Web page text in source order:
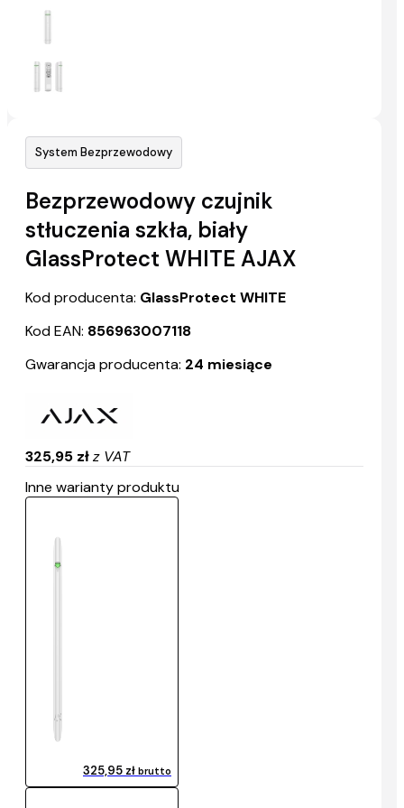
System Bezprzewodowy
Bezprzewodowy czujnik
stłuczenia szkła, biały
GlassProtect WHITE AJAX
Kod producenta: GlassProtect WHITE
Kod EAN: 856963007118
Gwarancja producenta: 24 miesiące
325,95 złz VAT
Inne warianty produktu
325,95 zł brutto